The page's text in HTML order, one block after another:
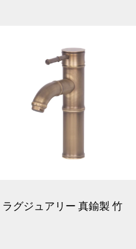
ラグジュアリー 真鍮製 竹